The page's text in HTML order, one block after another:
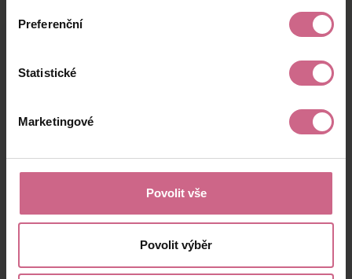
Preferenční
Statistické
Marketingové
Povolit vše
Povolit výběr